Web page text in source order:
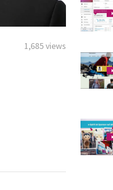
1,685 views